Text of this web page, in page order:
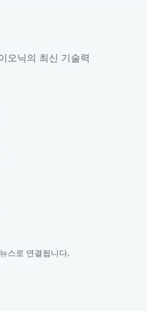
오닉의 최신 기술력
스로 연결됩니다.